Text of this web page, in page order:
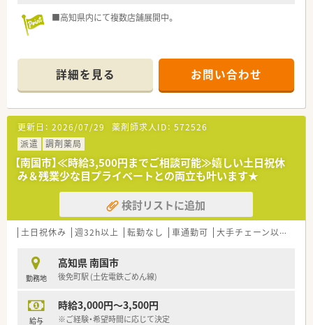
■高知県内にて複数店舗展開中。
詳細を見る お問い合わせ
更新日： 2026/07/29 薬剤師求人ID： 572526
派遣
調剤薬局
【南国市】≪時給3,500円までご相談可能≫嬉しい土日祝休
み＆残業少な目プライベートとの両立も叶います★
検討リストに追加
土日祝休み 週32h以上 転勤なし 車通勤可 大手チェーン以外
勤務地
高知県 南国市
後免町駅 (土佐電鉄ごめん線)
給与
時給3,000円～3,500円
※ご経験・希望時間に応じて決定